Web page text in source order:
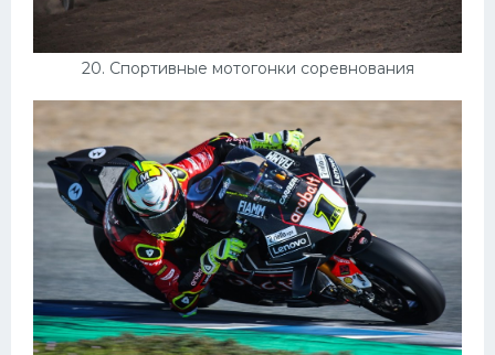
20. Спортивные мотогонки соревнования